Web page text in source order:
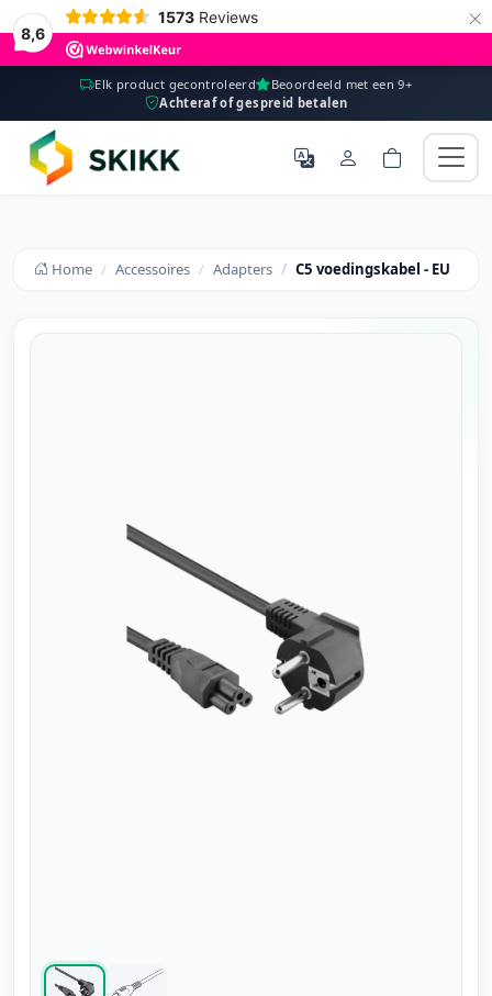
8,6
1573 Reviews ×
Elk product gecontroleerd
Beoordeeld met een 9+
Achteraf of gespreid betalen
Home Accessoires Adapters C5 voedingskabel - EU